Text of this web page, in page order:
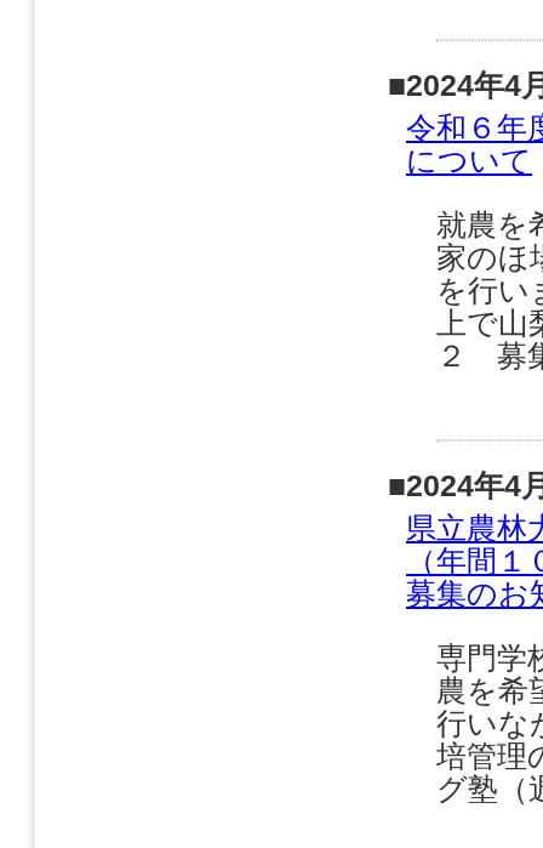
■2024年4
令和６年
について
就農を
家のほ
を行
上で
２ 募
■2024年4
県立農林
（年間
募集のお
専門学
農を希
行いな
培管理
グ塾（